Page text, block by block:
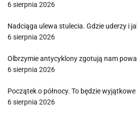
6 sierpnia 2026
Nadciąga ulewa stulecia. Gdzie uderzy i
6 sierpnia 2026
Olbrzymie antycyklony zgotują nam
6 sierpnia 2026
Początek o północy. To będzie
6 sierpnia 2026